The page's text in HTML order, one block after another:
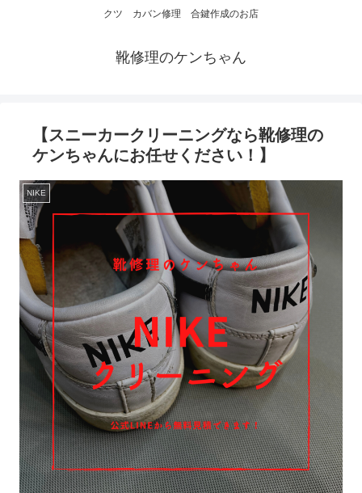
クツ カバン修理 合鍵作成のお店
靴修理のケンちゃん
【スニーカークリーニングなら靴修理の
ケンちゃんにお任せください！】
NIKE